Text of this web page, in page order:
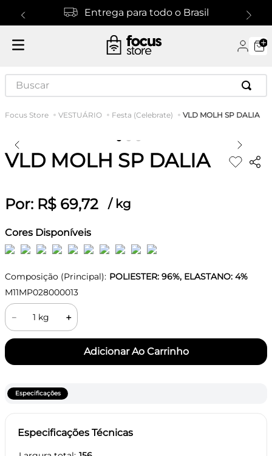
Entrega para todo o Brasil
Buscar
VESTUÁRIO Festa (Celebrate) VLD MOLH SP DALIA
VLD MOLH SP DALIA
Por: R$ 69,72 / kg
Cores Disponíveis
Composição (Principal): POLIESTER: 96%, ELASTANO: 4%
M11MP028000013
＋
－
Especificações
Especificações Técnicas